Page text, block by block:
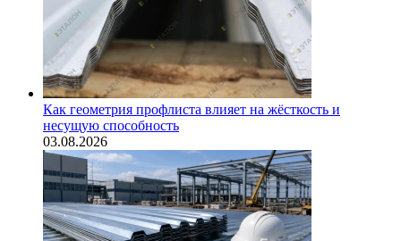
Как геометрия профлиста влияет на жёсткость и
несущую способность
03.08.2026